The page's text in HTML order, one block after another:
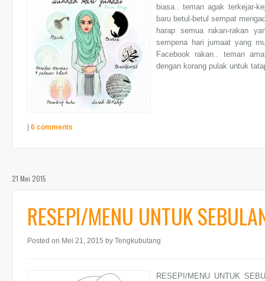
biasa.. teman agak terkejar-
baru betul-betul sempat
harap semua rakan-rakan
sempena hari jumaat yang
Facebook rakan.. teman
dengan korang pulak untuk
6 comments
21 Mei 2015
RESEPI/MENU UNTUK
Posted on Mei 21, 2015 by Tengkubutang
RESEPI/MENU UNTUK